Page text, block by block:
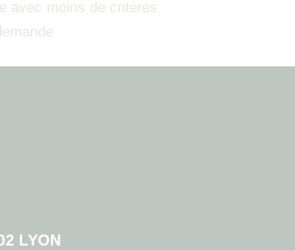
avec moins de critères.
LYON